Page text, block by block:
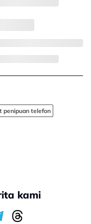
penipuan telefon
kami